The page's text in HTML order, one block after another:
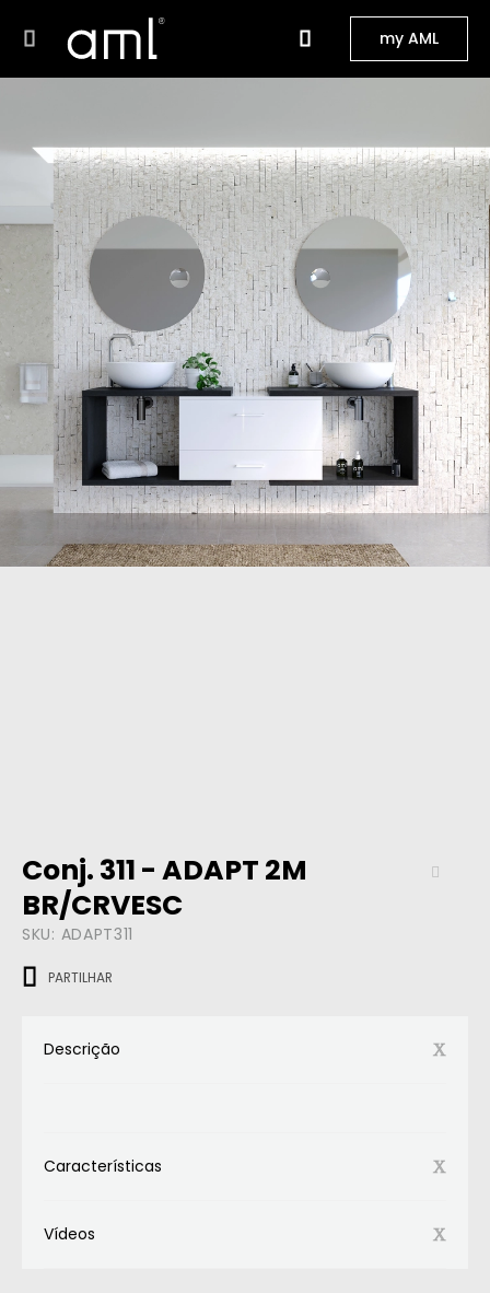
my AML
Conj. 311 - ADAPT 2M
BR/CRVESC
SKU: ADAPT311
PARTILHAR
Descrição
Características
Vídeos